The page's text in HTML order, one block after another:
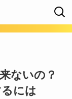
ないの？
には